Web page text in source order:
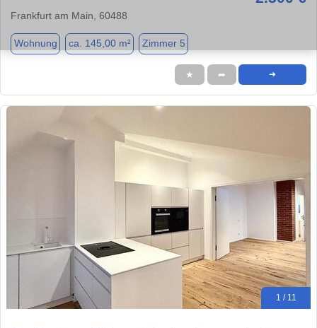
Frankfurt am Main, 60488
Wohnung ca. 145,00 m² Zimmer 5
★ ➦ ➜
1 / 11